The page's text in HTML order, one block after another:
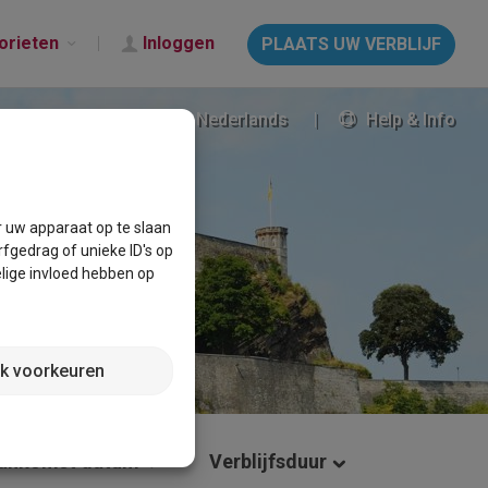
Inloggen PLAATS UW VERBLIJF
Nederlands Help & Info
Verblijfsduur
apparaat op te slaan
of unieke ID's op
invloed hebben op
voorkeuren